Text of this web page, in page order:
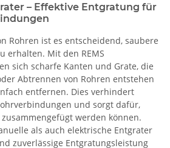
– Effektive Entgratung für
Rohren ist es entscheidend, saubere
erhalten. Mit den REMS
sich scharfe Kanten und Grate, die
Abtrennen von Rohren entstehen
entfernen. Dies verhindert
und sorgt dafür,
werden können.
als auch elektrische Entgrater
zuverlässige Entgratungsleistung